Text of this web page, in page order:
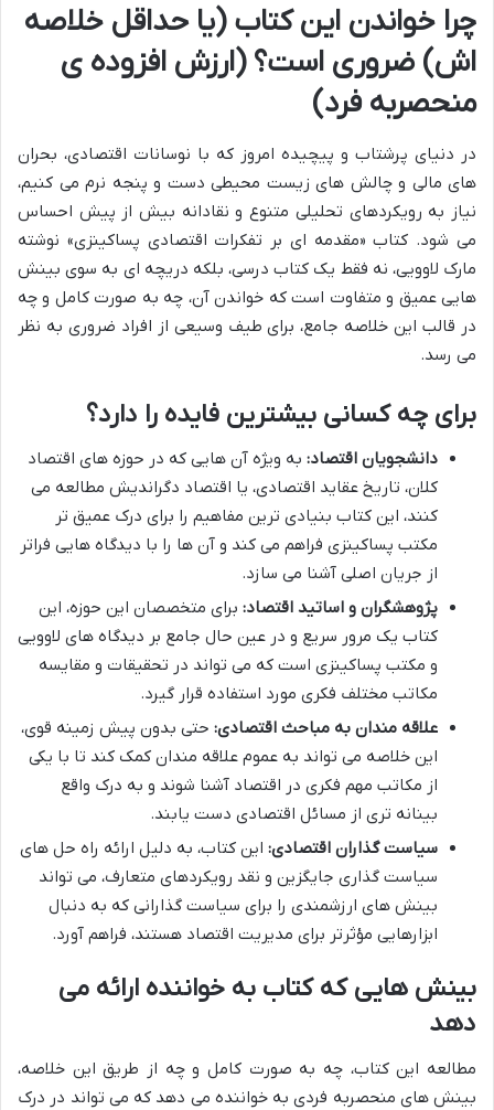
چرا خواندن این کتاب (یا حداقل خلاصه
اش) ضروری است؟ (ارزش افزوده ی
منحصربه فرد)
در دنیای پرشتاب و پیچیده امروز که با نوسانات اقتصادی، بحران
های مالی و چالش های زیست محیطی دست و پنجه نرم می کنیم،
نیاز به رویکردهای تحلیلی متنوع و نقادانه بیش از پیش احساس
می شود. کتاب «مقدمه ای بر تفکرات اقتصادی پساکینزی» نوشته
مارک لاوویی، نه فقط یک کتاب درسی، بلکه دریچه ای به سوی بینش
هایی عمیق و متفاوت است که خواندن آن، چه به صورت کامل و چه
در قالب این خلاصه جامع، برای طیف وسیعی از افراد ضروری به نظر
می رسد.
برای چه کسانی بیشترین فایده را دارد؟
دانشجویان اقتصاد: به ویژه آن هایی که در حوزه های اقتصاد
کلان، تاریخ عقاید اقتصادی، یا اقتصاد دگراندیش مطالعه می
کنند، این کتاب بنیادی ترین مفاهیم را برای درک عمیق تر
مکتب پساکینزی فراهم می کند و آن ها را با دیدگاه هایی فراتر
از جریان اصلی آشنا می سازد.
پژوهشگران و اساتید اقتصاد: برای متخصصان این حوزه، این
کتاب یک مرور سریع و در عین حال جامع بر دیدگاه های لاوویی
و مکتب پساکینزی است که می تواند در تحقیقات و مقایسه
مکاتب مختلف فکری مورد استفاده قرار گیرد.
علاقه مندان به مباحث اقتصادی: حتی بدون پیش زمینه قوی،
این خلاصه می تواند به عموم علاقه مندان کمک کند تا با یکی
از مکاتب مهم فکری در اقتصاد آشنا شوند و به درک واقع
بینانه تری از مسائل اقتصادی دست یابند.
سیاست گذاران اقتصادی: این کتاب، به دلیل ارائه راه حل های
سیاست گذاری جایگزین و نقد رویکردهای متعارف، می تواند
بینش های ارزشمندی را برای سیاست گذارانی که به دنبال
ابزارهایی مؤثرتر برای مدیریت اقتصاد هستند، فراهم آورد.
بینش هایی که کتاب به خواننده ارائه می
دهد
مطالعه این کتاب، چه به صورت کامل و چه از طریق این خلاصه،
بینش های منحصربه فردی به خواننده می دهد که می تواند در درک